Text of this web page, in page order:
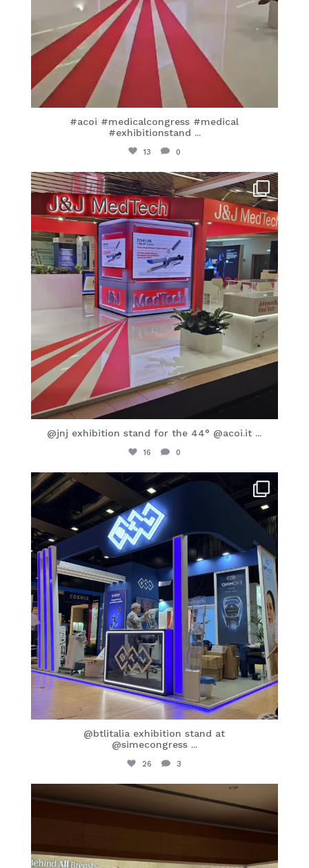
#acoi #medicalcongress #medical
#exhibitionstand ...
13 0
itaprosrl
Giu 1
@jnj exhibition stand for the 44° @acoi.it ...
16 0
itaprosrl
Mag 16
@btlitalia exhibition stand at
@simecongress ...
26 3
itaprosrl